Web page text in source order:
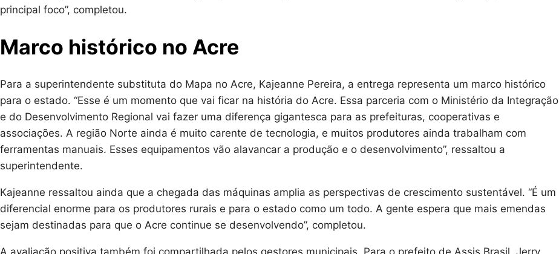
principal foco”, completou.
Marco histórico no Acre
Para a superintendente substituta do Mapa no Acre, Kajeanne Pereira, a entrega representa um marco histórico
para o estado. “Esse é um momento que vai ficar na história do Acre. Essa parceria com o Ministério da Integração
e do Desenvolvimento Regional vai fazer uma diferença gigantesca para as prefeituras, cooperativas e
associações. A região Norte ainda é muito carente de tecnologia, e muitos produtores ainda trabalham com
ferramentas manuais. Esses equipamentos vão alavancar a produção e o desenvolvimento”, ressaltou a
superintendente.
Kajeanne ressaltou ainda que a chegada das máquinas amplia as perspectivas de crescimento sustentável. “É um
diferencial enorme para os produtores rurais e para o estado como um todo. A gente espera que mais emendas
sejam destinadas para que o Acre continue se desenvolvendo”, completou.